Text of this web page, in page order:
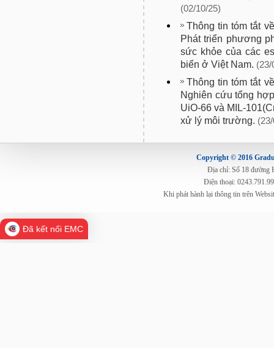
(02/10/25)
Thông tin tóm tắt
Phát triển phương
sức khỏe của các
biển ở Việt Nam. (23/
Thông tin tóm tắt
Nghiên cứu tổng
UiO-66 và MIL-
xử lý môi trường.
Copyright © 2016
Địa chỉ: Số 18 đường
Điện thoại:
Khi phát hành lại thông tin trên
Đã kết nối EMC